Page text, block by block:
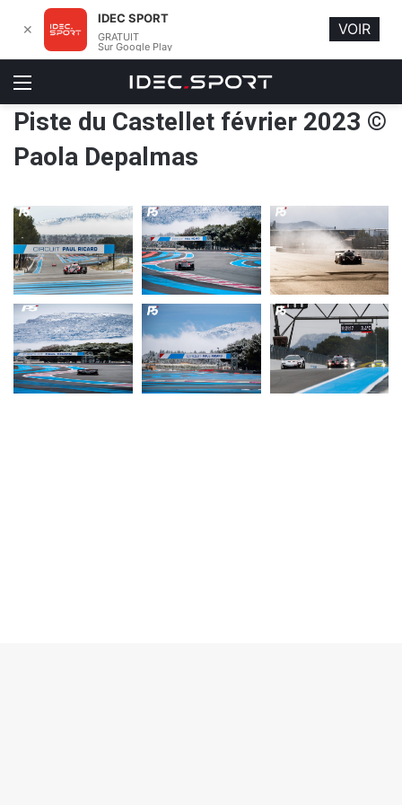
Menu
Piste du Castellet février 2023 ©
Paola Depalmas
✕
IDEC SPORT
GRATUIT
Sur Google Play
VOIR